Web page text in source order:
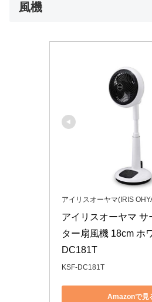
風機
アイリスオーヤマ(IRIS
アイリスオーヤマ サ
ター扇風機 18cm ホ
DC181T
KSF-DC181T
Amazonで見